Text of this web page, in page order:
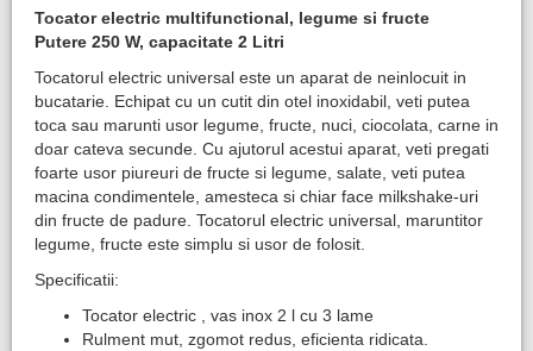
Tocator electric multifunctional, legume si fructe
Putere 250 W, capacitate 2 Litri
Tocatorul electric universal este un aparat de neinlocuit in
bucatarie. Echipat cu un cutit din otel inoxidabil, veti putea
toca sau marunti usor legume, fructe, nuci, ciocolata, carne in
doar cateva secunde. Cu ajutorul acestui aparat, veti pregati
foarte usor piureuri de fructe si legume, salate, veti putea
macina condimentele, amesteca si chiar face milkshake-uri
din fructe de padure. Tocatorul electric universal, maruntitor
legume, fructe este simplu si usor de folosit.
Specificatii:
Tocator electric , vas inox 2 l cu 3 lame
Rulment mut, zgomot redus, eficienta ridicata.